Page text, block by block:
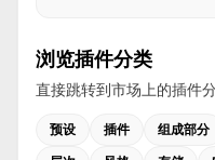
浏览插件分类
直接跳转到市场上的插件分
预设 插件 组成部分